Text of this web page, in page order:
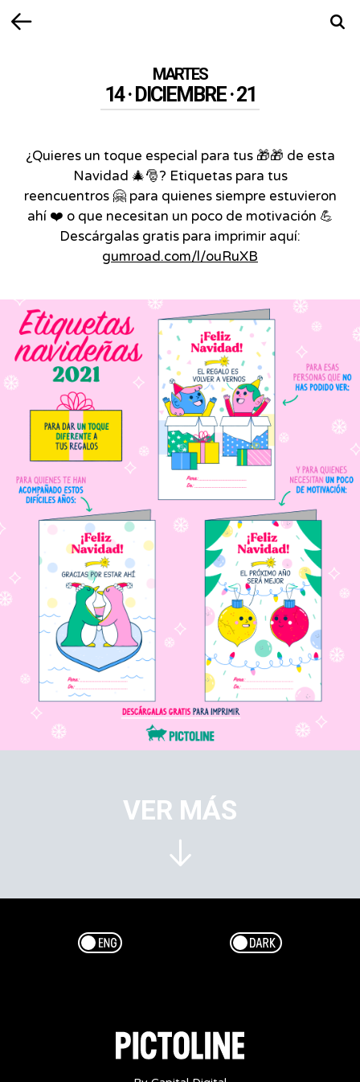
MARTES
14 · DICIEMBRE · 21
¿Quieres un toque especial para tus 🎁🎁 de esta
Navidad 🎄🎅? Etiquetas para tus
reencuentros 🤗 para quienes siempre estuvieron
ahí ❤️ o que necesitan un poco de motivación 💪
Descárgalas gratis para imprimir aquí:
gumroad.com/l/ouRuXB
VER MÁS
Esp/Eng Dark/Light